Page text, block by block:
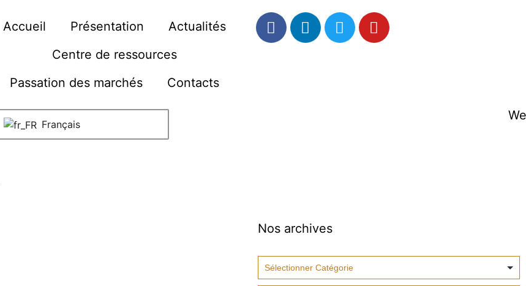
Accueil Présentation
Actualités
Centre de ressources
Passation des marchés
Contacts
Français
Nos archives